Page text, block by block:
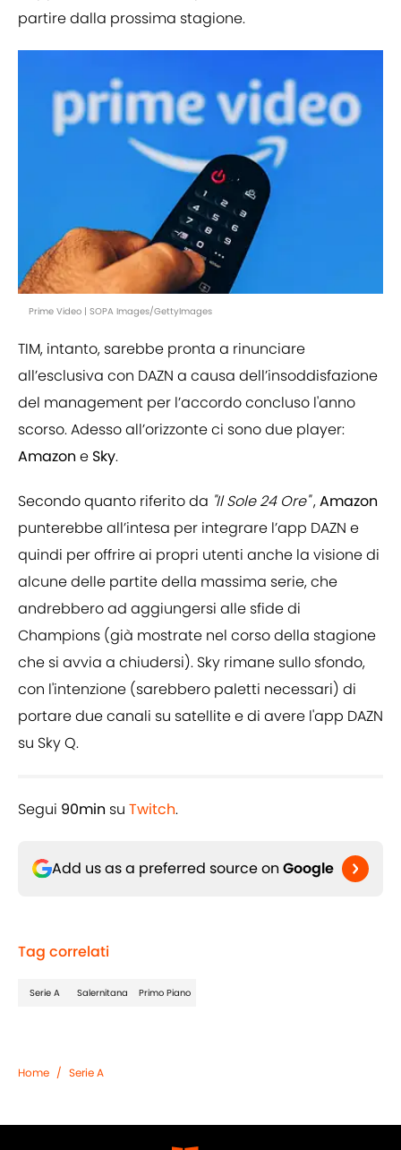
partire dalla prossima stagione.
Prime Video | SOPA Images/GettyImages
TIM, intanto, sarebbe pronta a rinunciare
all’esclusiva con DAZN a causa dell’insoddisfazione
del management per l’accordo concluso l'anno
scorso. Adesso all’orizzonte ci sono due player:
Amazon e Sky.
Secondo quanto riferito da "Il Sole 24 Ore",Amazon
punterebbe all’intesa per integrare l’app DAZN e
quindi per offrire ai propri utenti anche la visione di
alcune delle partite della massima serie, che
andrebbero ad aggiungersi alle sfide di
Champions (già mostrate nel corso della stagione
che si avvia a chiudersi). Sky rimane sullo sfondo,
con l'intenzione (sarebbero paletti necessari) di
portare due canali su satellite e di avere l'app DAZN
su Sky Q.
Segui 90min su Twitch.
Add us as a preferred source on Google
Tag correlati
Serie A Salernitana Primo Piano
Home / Serie A